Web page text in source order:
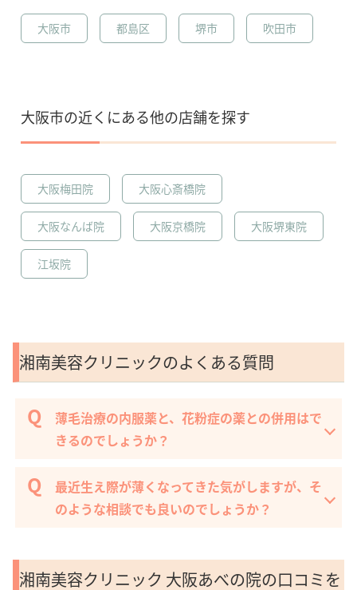
大阪市 都島区 堺市 吹田市
大阪市の近くにある他の店舗を探す
大阪梅田院 大阪心斎橋院
大阪なんば院 大阪京橋院 大阪堺東院
江坂院
湘南美容クリニックのよくある質問
薄毛治療の内服薬と、花粉症の薬との併用はで
きるのでしょうか？
最近生え際が薄くなってきた気がしますが、そ
のような相談でも良いのでしょうか？
湘南美容クリニック 大阪あべの院の口コミを